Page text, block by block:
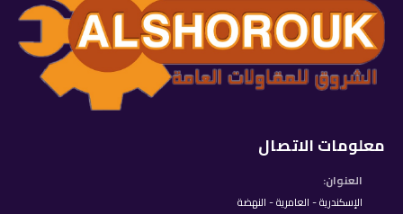
معلومات الاتصال
العنوان:
الإسكندرية - العامرية - النهضة